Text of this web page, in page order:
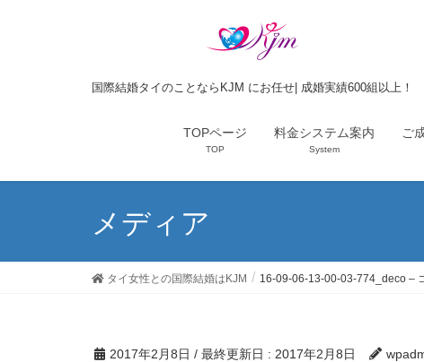
国際結婚タイのことならKJM にお任せ| 成婚実績600組以上！
TOPページ
TOP
料金システム案内
System
ご
メディア
タイ女性との国際結婚はKJM 16-09-06-13-00-03-774_deco –
2017年2月8日 / 最終更新日 : 2017年2月8日